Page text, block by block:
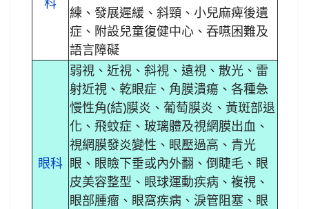
練、發展遲緩、斜頸、小兒麻痺後遺
症、附設兒童復健中心、吞嚥困難及
語言障礙
眼科
弱視、近視、斜視、遠視、散光、雷
射近視、乾眼症、角膜潰瘍、各種急
慢性角(結)膜炎、葡萄膜炎、黃斑部退
化、飛蚊症、玻璃體及視網膜出血、
視網膜發炎變性、眼壓過高、青光
眼、眼瞼下垂或內外翻、倒睫毛、眼
皮美容整型、眼球運動疾病、複視、
眼部腫瘤、眼窩疾病、淚管阻塞、眼